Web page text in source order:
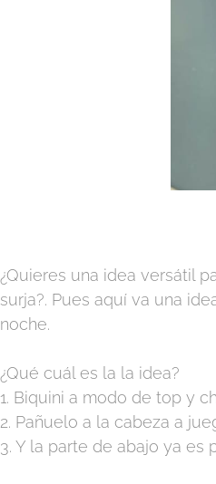
¿Quieres una idea versátil
surja?. Pues aquí va una
noche.
¿Qué cuál es la la idea?
1. Biquini a modo de top y
2. Pañuelo a la cabeza a
3. Y la parte de abajo ya es